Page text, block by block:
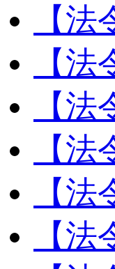
【
【
【
【
【
【